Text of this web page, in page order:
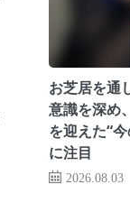
お芝居を通
意識を深め
を迎えた“
に注目
2026.08.03